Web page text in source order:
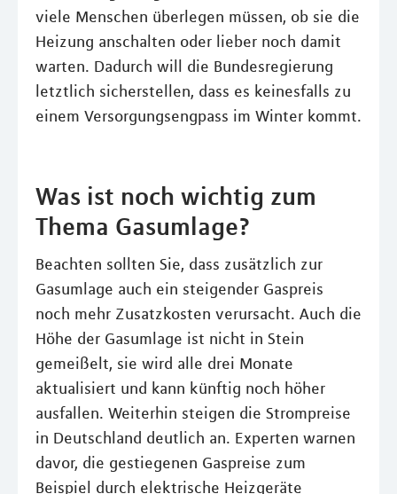
viele Menschen überlegen müssen, ob sie die
Heizung anschalten oder lieber noch damit
warten. Dadurch will die Bundesregierung
letztlich sicherstellen, dass es keinesfalls zu
einem Versorgungsengpass im Winter kommt.
Was ist noch wichtig zum
Thema Gasumlage?
Beachten sollten Sie, dass zusätzlich zur
Gasumlage auch ein steigender Gaspreis
noch mehr Zusatzkosten verursacht. Auch die
Höhe der Gasumlage ist nicht in Stein
gemeißelt, sie wird alle drei Monate
aktualisiert und kann künftig noch höher
ausfallen. Weiterhin steigen die Strompreise
in Deutschland deutlich an. Experten warnen
davor, die gestiegenen Gaspreise zum
Beispiel durch elektrische Heizgeräte